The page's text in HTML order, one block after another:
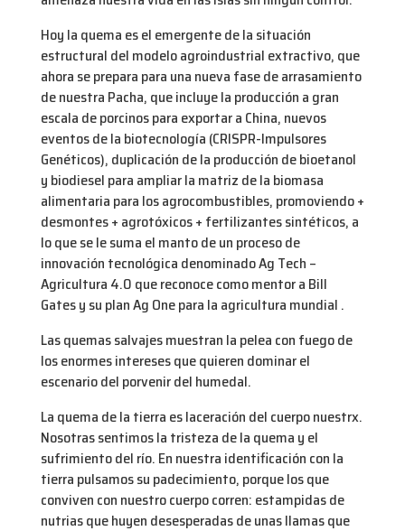
Hoy la quema es el emergente de la situación
estructural del modelo agroindustrial extractivo, que
ahora se prepara para una nueva fase de arrasamiento
de nuestra Pacha, que incluye la producción a gran
escala de porcinos para exportar a China, nuevos
eventos de la biotecnología (CRISPR-Impulsores
Genéticos), duplicación de la producción de bioetanol
y biodiesel para ampliar la matriz de la biomasa
alimentaria para los agrocombustibles, promoviendo +
desmontes + agrotóxicos + fertilizantes sintéticos, a
lo que se le suma el manto de un proceso de
innovación tecnológica denominado Ag Tech –
Agricultura 4.0 que reconoce como mentor a Bill
Gates y su plan Ag One para la agricultura mundial .
Las quemas salvajes muestran la pelea con fuego de
los enormes intereses que quieren dominar el
escenario del porvenir del humedal.
La quema de la tierra es laceración del cuerpo nuestrx.
Nosotras sentimos la tristeza de la quema y el
sufrimiento del río. En nuestra identificación con la
tierra pulsamos su padecimiento, porque los que
conviven con nuestro cuerpo corren: estampidas de
nutrias que huyen desesperadas de unas llamas que